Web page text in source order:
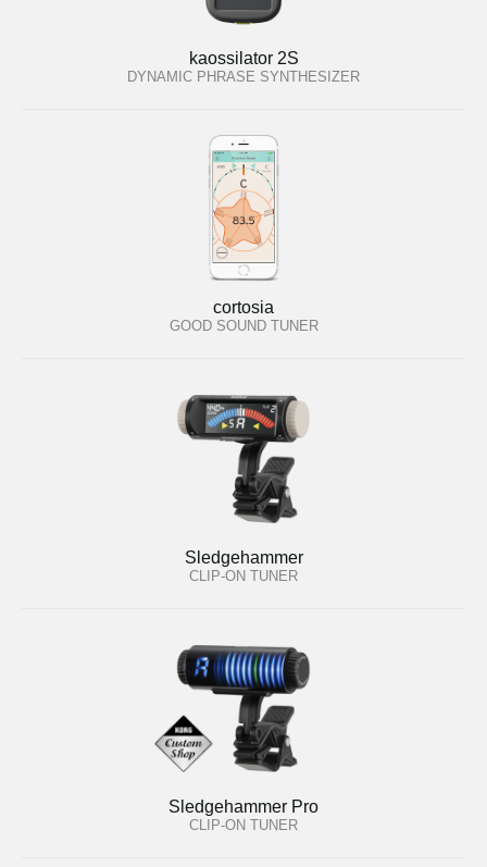
kaossilator 2S
DYNAMIC PHRASE SYNTHESIZER
cortosia
GOOD SOUND TUNER
Sledgehammer
CLIP-ON TUNER
Sledgehammer Pro
CLIP-ON TUNER